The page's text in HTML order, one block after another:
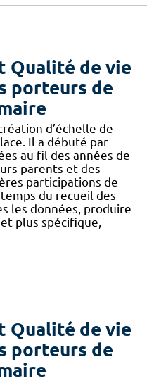
Qualité de vie
porteurs de
d’échelle de
Il a débuté par
au fil des années de
parents et des
participations de
du recueil des
les données, produire
plus spécifique,
Qualité de vie
porteurs de